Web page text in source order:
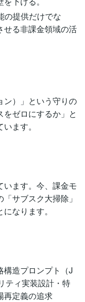
の提供だけでな
せる非課金領域の活
ン）」という守りの
ゼロにするか」と
ます。
います。今、課金モ
サブスク大掃除」
なります。
構造プロンプト（J
ティ実装設計・特
再定義の追求